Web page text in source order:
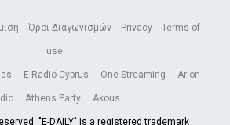
Όροι Διαγωνισμών Privacy Terms of
use
E-Radio Cyprus One Streaming Arion
Athens Party Akous
"E-DAILY" is a registered trademark